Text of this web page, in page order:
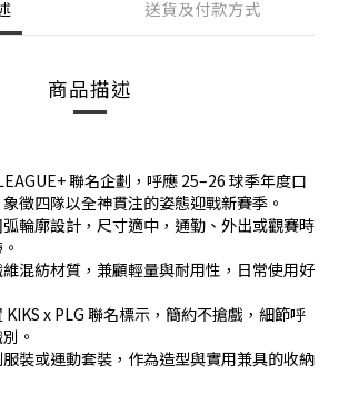
送貨及付款方式
商品描述
聯名企劃，呼應 25–26 球季年度口
象徵四隊以全神貫注的姿態迎戰新賽季。
輪廓設計，尺寸適中，通勤、外出或觀賽時
混紡材質，兼顧輕量與耐用性，日常使用好
KIKS x PLG 聯名標示，簡約不搶戲，細節呼
。
裝或運動套裝，作為造型與實用兼具的收納